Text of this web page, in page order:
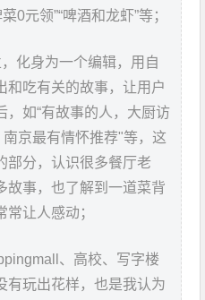
0元领”“啤酒和龙虾”等；
化身为一个编辑，用自
和吃有关的故事，让用户
，如“有故事的人，大厨访
京最有情怀推荐"等，这
部分，认识很多餐厅老
故事，也了解到一道菜背
让人感动；
、高校、写字楼
有玩出花样，也是我认为